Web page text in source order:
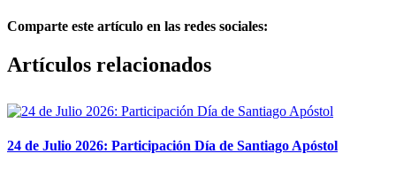
Comparte este artículo en las redes sociales:
Facebook
X
Reddit
LinkedIn
Pinterest
Vk
Artículos relacionados
24 de Julio 2026: Participación Día de Santiago Apóstol